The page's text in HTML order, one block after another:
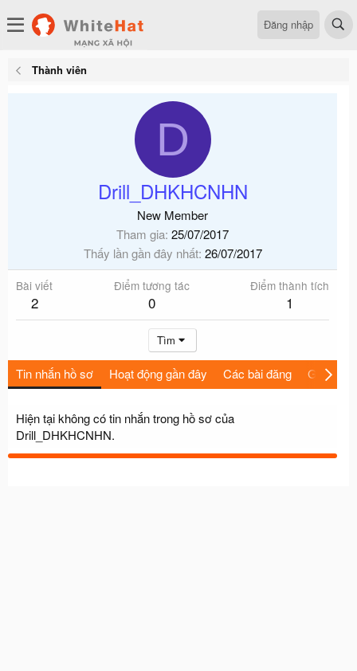
Đăng nhập
Thành viên
D
Drill_DHKHCNHN
New Member
Tham gia 25/07/2017
Thấy lần gần đây nhất 26/07/2017
Bài viết
2
Điểm tương tác
0
Điểm thành tích
1
Tìm
Tin nhắn hồ sơ Hoạt động gần đây Các bài đăng Giới thiệu
Hiện tại không có tin nhắn trong hồ sơ của
Drill_DHKHCNHN.